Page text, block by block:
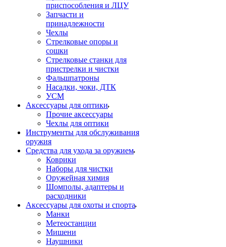
приспособления и ЛЦУ
Запчасти и
принадлежности
Чехлы
Стрелковые опоры и
сошки
Стрелковые станки для
пристрелки и чистки
Фальшпатроны
Насадки, чоки, ДТК
УСМ
Аксессуары для оптики
Прочие аксессуары
Чехлы для оптики
Инструменты для обслуживания
оружия
Средства для ухода за оружием
Коврики
Наборы для чистки
Оружейная химия
Шомполы, адаптеры и
расходники
Аксессуары для охоты и спорта
Манки
Метеостанции
Мишени
Наушники